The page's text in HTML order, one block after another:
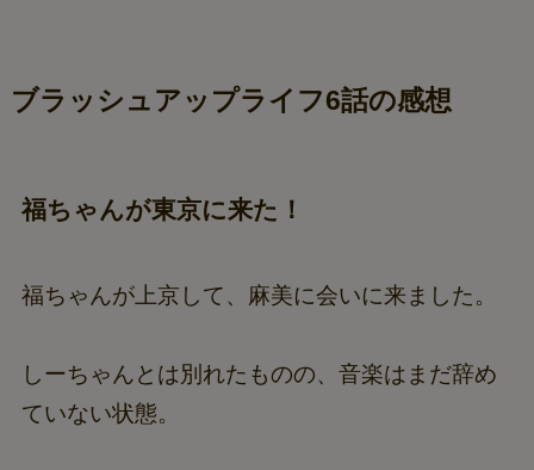
ブラッシュアップライフ6話の感想
福ちゃんが東京に来た！
福ちゃんが上京して、麻美に会いに来ました。
しーちゃんとは別れたものの、音楽はまだ辞め
ていない状態。